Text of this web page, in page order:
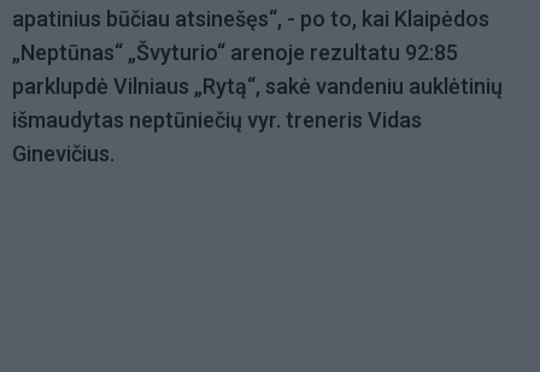
apatinius būčiau atsinešęs“, - po to, kai Klaipėdos
„Neptūnas“ „Švyturio“ arenoje rezultatu 92:85
parklupdė Vilniaus „Rytą“, sakė vandeniu auklėtinių
išmaudytas neptūniečių vyr. treneris Vidas
Ginevičius.